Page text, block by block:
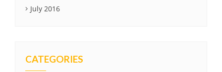
July 2016
CATEGORIES